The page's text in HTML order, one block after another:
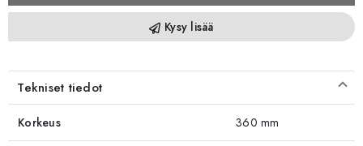
Kysy lisää
Tekniset tiedot
Korkeus 360 mm